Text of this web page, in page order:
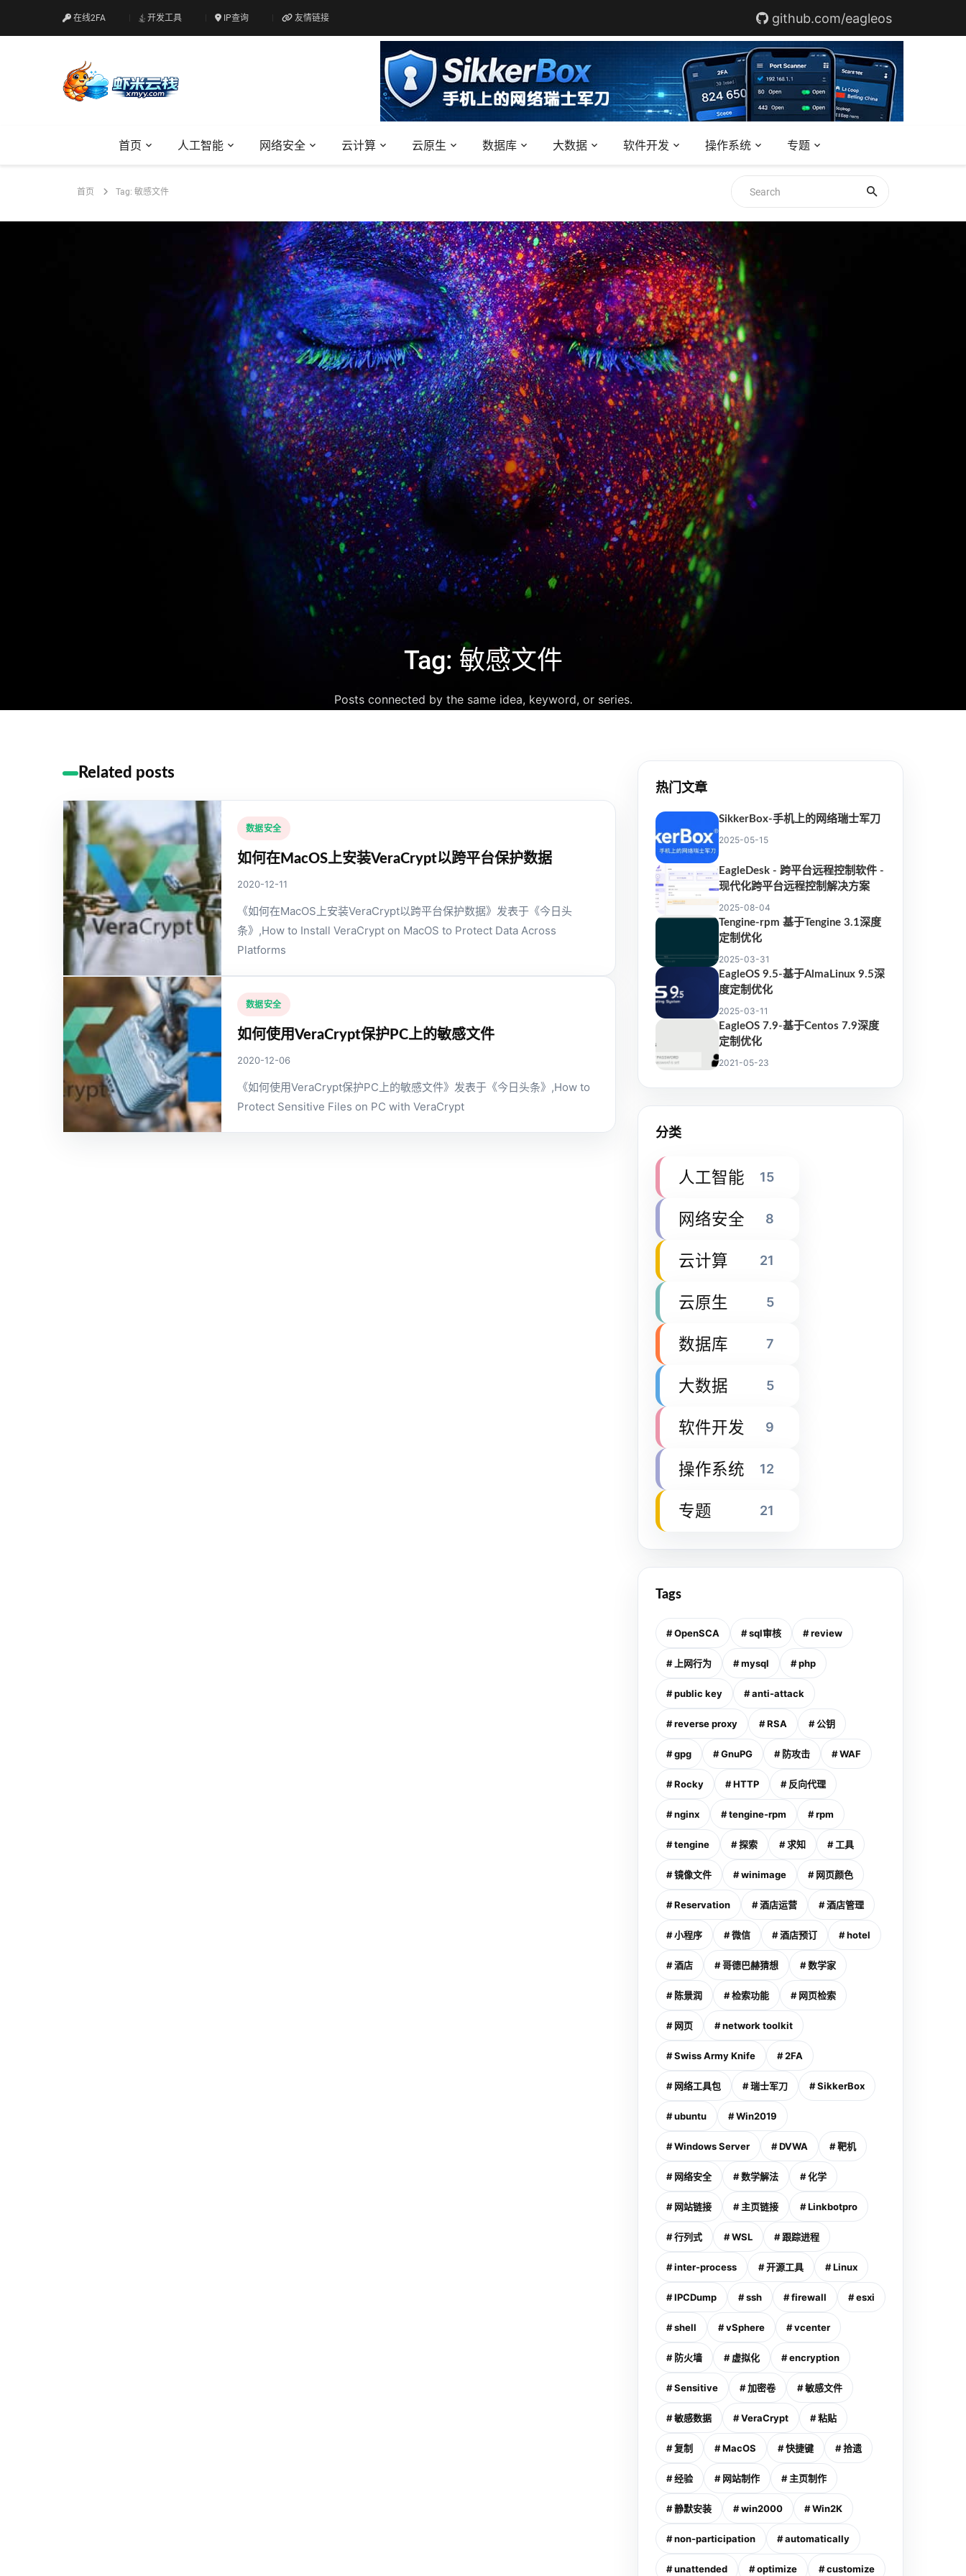
在线2FA 开发工具 IP查询 友情链接 github.com/eagleos
首页 人工智能 网络安全 云计算 云原生 数据库 大数据 软件开发 操作系统 专题
首页 Tag: 敏感文件
Tag: 敏感文件
Posts connected by the same idea, keyword, or series.
Related posts
数据安全
如何在MacOS上安装VeraCrypt以跨平台保护数据
2020-12-11
《如何在MacOS上安装VeraCrypt以跨平台保护数据》发表于《今日头
条》,How to Install VeraCrypt on MacOS to Protect Data Across
Platforms
数据安全
如何使用VeraCrypt保护PC上的敏感文件
2020-12-06
《如何使用VeraCrypt保护PC上的敏感文件》发表于《今日头条》,How to
Protect Sensitive Files on PC with VeraCrypt
热门文章
SikkerBox-手机上的网络瑞士军刀
2025-05-15
EagleDesk - 跨平台远程控制软件 -
现代化跨平台远程控制解决方案
2025-08-04
Tengine-rpm 基于Tengine 3.1深度
定制优化
2025-03-31
EagleOS 9.5-基于AlmaLinux 9.5深
度定制优化
2025-03-11
EagleOS 7.9-基于Centos 7.9深度
定制优化
2021-05-23
分类
人工智能 15
网络安全 8
云计算 21
云原生 5
数据库 7
大数据 5
软件开发 9
操作系统 12
专题 21
Tags
# OpenSCA # sql审核 # review
# 上网行为 # mysql # php
# public key # anti-attack
# reverse proxy # RSA # 公钥
# gpg # GnuPG # 防攻击 # WAF
# Rocky # HTTP # 反向代理
# nginx # tengine-rpm # rpm
# tengine # 探索 # 求知 # 工具
# 镜像文件 # winimage # 网页颜色
# Reservation # 酒店运营 # 酒店管理
# 小程序 # 微信 # 酒店预订 # hotel
# 酒店 # 哥德巴赫猜想 # 数学家
# 陈景润 # 检索功能 # 网页检索
# 网页 # network toolkit
# Swiss Army Knife # 2FA
# 网络工具包 # 瑞士军刀 # SikkerBox
# ubuntu # Win2019
# Windows Server # DVWA # 靶机
# 网络安全 # 数学解法 # 化学
# 网站链接 # 主页链接 # Linkbotpro
# 行列式 # WSL # 跟踪进程
# inter-process # 开源工具 # Linux
# IPCDump # ssh # firewall # esxi
# shell # vSphere # vcenter
# 防火墙 # 虚拟化 # encryption
# Sensitive # 加密卷 # 敏感文件
# 敏感数据 # VeraCrypt # 粘贴
# 复制 # MacOS # 快捷键 # 拾遗
# 经验 # 网站制作 # 主页制作
# 静默安装 # win2000 # Win2K
# non-participation # automatically
# unattended # optimize # customize